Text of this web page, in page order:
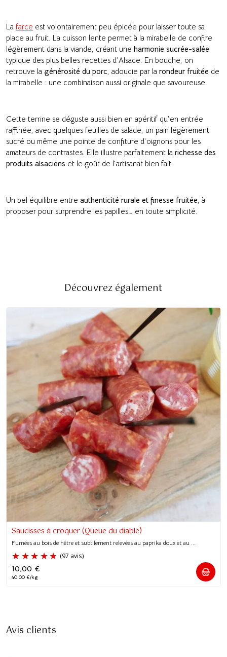
La farce est volontairement peu épicée pour laisser toute sa
place au fruit. La cuisson lente permet à la mirabelle de confire
légèrement dans la viande, créant une harmonie sucrée-salée
typique des plus belles recettes d’Alsace. En bouche, on
retrouve la générosité du porc, adoucie par la rondeur fruitée de
la mirabelle : une combinaison aussi originale que savoureuse.
Cette terrine se déguste aussi bien en apéritif qu’en entrée
raffinée, avec quelques feuilles de salade, un pain légèrement
sucré ou même une pointe de confiture d’oignons pour les
amateurs de contrastes. Elle illustre parfaitement la richesse des
produits alsaciens et le goût de l’artisanat bien fait.
Un bel équilibre entre authenticité rurale et finesse fruitée, à
proposer pour surprendre les papilles… en toute simplicité.
Découvrez également
Saucisses à croquer (Queue du diable)
Fumées au bois de hêtre et subtilement relevées au paprika doux et au ...
10,00 €
40.00 €/kg
Avis clients